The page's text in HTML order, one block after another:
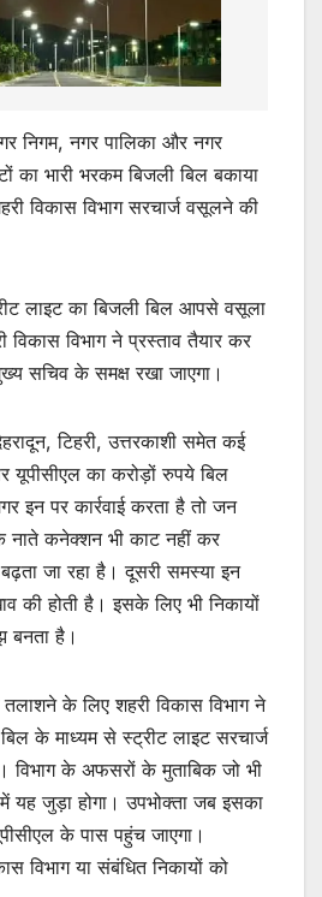
निगम, नगर पालिका और नगर
का भारी भरकम बिजली बिल बकाया
विकास विभाग सरचार्ज वसूलने की
लाइट का बिजली बिल आपसे वसूला
विकास विभाग ने प्रस्ताव तैयार कर
सचिव के समक्ष रखा जाएगा।
टिहरी, उत्तरकाशी समेत कई
यूपीसीएल का करोड़ों रुपये बिल
इन पर कार्रवाई करता है तो जन
नाते कनेक्शन भी काट नहीं कर
जा रहा है। दूसरी समस्या इन
की होती है। इसके लिए भी निकायों
बनता है।
के लिए शहरी विकास विभाग ने
के माध्यम से स्ट्रीट लाइट सरचार्ज
विभाग के अफसरों के मुताबिक जो भी
यह जुड़ा होगा। उपभोक्ता जब इसका
के पास पहुंच जाएगा।
विभाग या संबंधित निकायों को